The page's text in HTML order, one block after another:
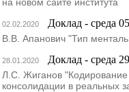
02.02.2020 Доклад - среда
В.В. Апанович "Тип
28.01.2020 Доклад - среда
Л.С. Жиганов
консолидации в реальных